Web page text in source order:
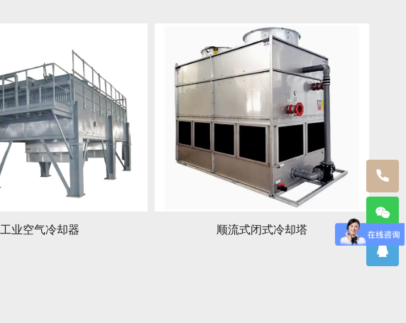
工业空气冷却器 顺流式闭式冷却塔